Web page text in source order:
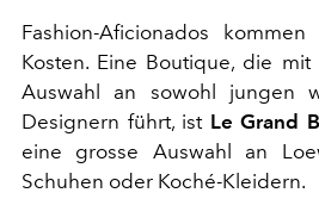
Fashion-Aficionados
Kosten. Eine Boutique, die
Auswahl an sowohl jungen
Designern führt, ist Le Grand
eine grosse Auswahl an
Schuhen oder Koché-Kleidern.